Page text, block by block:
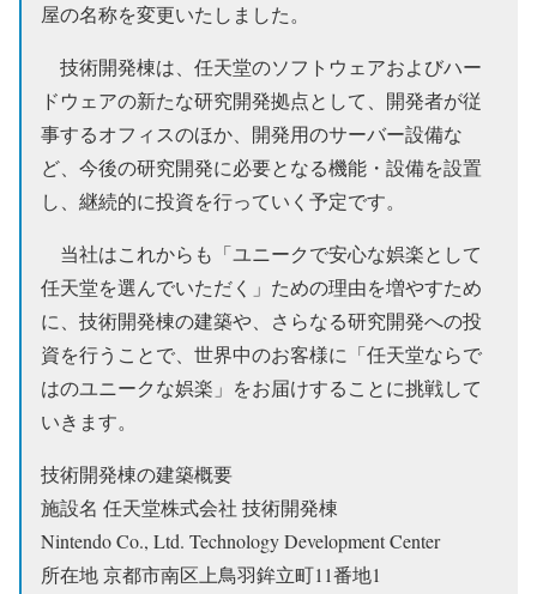
屋の名称を変更いたしました。
技術開発棟は、任天堂のソフトウェアおよびハー
ドウェアの新たな研究開発拠点として、開発者が従
事するオフィスのほか、開発用のサーバー設備な
ど、今後の研究開発に必要となる機能・設備を設置
し、継続的に投資を行っていく予定です。
当社はこれからも「ユニークで安心な娯楽として
任天堂を選んでいただく」ための理由を増やすため
に、技術開発棟の建築や、さらなる研究開発への投
資を行うことで、世界中のお客様に「任天堂ならで
はのユニークな娯楽」をお届けすることに挑戦して
いきます。
技術開発棟の建築概要
施設名 任天堂株式会社 技術開発棟
Nintendo Co., Ltd. Technology Development Center
所在地 京都市南区上鳥羽鉾立町11番地1